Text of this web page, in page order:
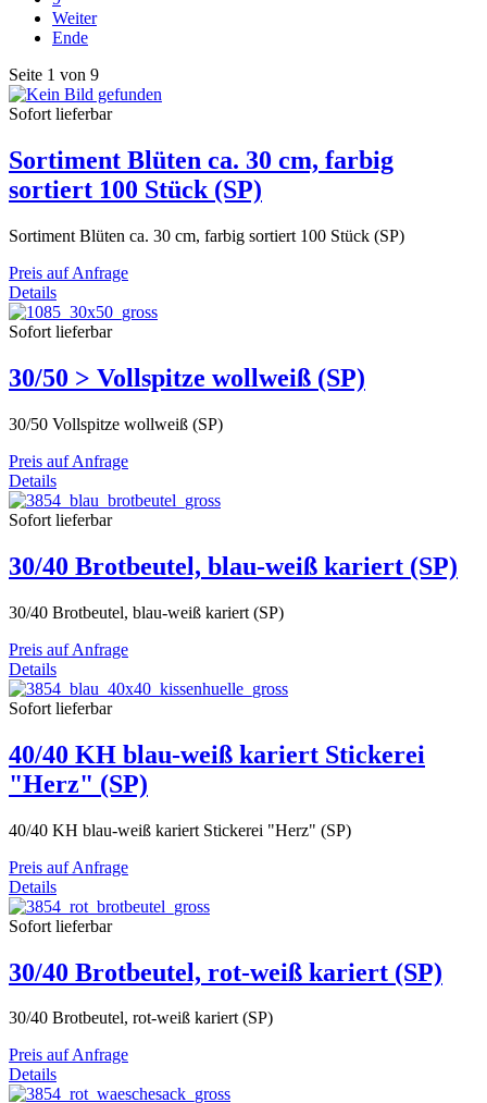
Weiter
Ende
Seite 1 von 9
Sofort lieferbar
Sortiment Blüten ca. 30 cm, farbig
sortiert 100 Stück (SP)
Sortiment Blüten ca. 30 cm, farbig sortiert 100 Stück (SP)
Preis auf Anfrage
Details
Sofort lieferbar
30/50 > Vollspitze wollweiß (SP)
30/50 Vollspitze wollweiß (SP)
Preis auf Anfrage
Details
Sofort lieferbar
30/40 Brotbeutel, blau-weiß kariert (SP)
30/40 Brotbeutel, blau-weiß kariert (SP)
Preis auf Anfrage
Details
Sofort lieferbar
40/40 KH blau-weiß kariert Stickerei
"Herz" (SP)
40/40 KH blau-weiß kariert Stickerei "Herz" (SP)
Preis auf Anfrage
Details
Sofort lieferbar
30/40 Brotbeutel, rot-weiß kariert (SP)
30/40 Brotbeutel, rot-weiß kariert (SP)
Preis auf Anfrage
Details